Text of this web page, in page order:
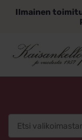
sisältöönIlmainen